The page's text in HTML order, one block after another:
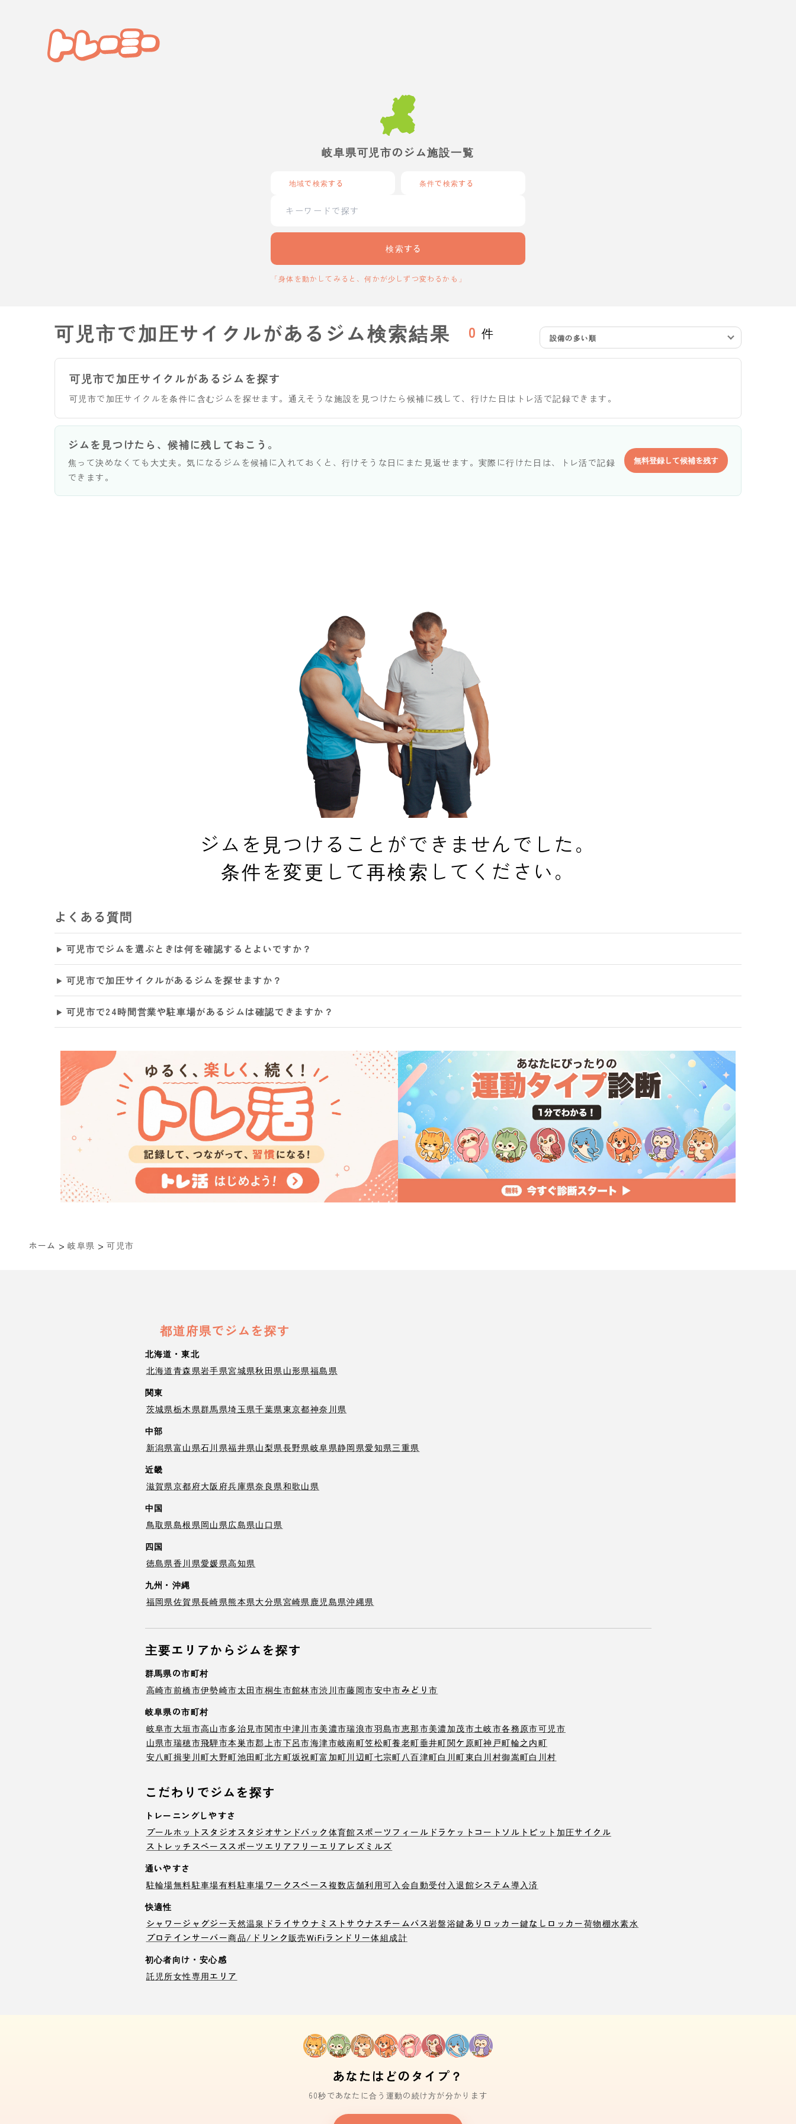
岐阜県可児市のジム施設一覧
地域で検索する 条件で検索する
検索する
「身体を動かしてみると、何かが少しずつ変わるかも」
可児市で加圧サイクルがあるジム検索結果 0 件 設備の多い順
可児市で加圧サイクルがあるジムを探す
可児市で加圧サイクルを条件に含むジムを探せます。通えそうな施設を見つけたら候補に残して、行けた日はトレ活で記録できます。
ジムを見つけたら、候補に残しておこう。
焦って決めなくても大丈夫。気になるジムを候補に入れておくと、行けそうな日にまた見返せます。実際に行けた日は、トレ活で記録
できます。
無料登録して候補を残す
ジムを見つけることができませんでした。
条件を変更して再検索してください。
よくある質問
可児市でジムを選ぶときは何を確認するとよいですか？
可児市で加圧サイクルがあるジムを探せますか？
可児市で24時間営業や駐車場があるジムは確認できますか？
ホーム > 岐阜県 > 可児市
都道府県でジムを探す
北海道・東北
北海道青森県岩手県宮城県秋田県山形県福島県
関東
茨城県栃木県群馬県埼玉県千葉県東京都神奈川県
中部
新潟県富山県石川県福井県山梨県長野県岐阜県静岡県愛知県三重県
近畿
滋賀県京都府大阪府兵庫県奈良県和歌山県
中国
鳥取県島根県岡山県広島県山口県
四国
徳島県香川県愛媛県高知県
九州・沖縄
福岡県佐賀県長崎県熊本県大分県宮崎県鹿児島県沖縄県
主要エリアからジムを探す
群馬県の市町村
高崎市前橋市伊勢崎市太田市桐生市館林市渋川市藤岡市安中市みどり市
岐阜県の市町村
岐阜市大垣市高山市多治見市関市中津川市美濃市瑞浪市羽島市恵那市美濃加茂市土岐市各務原市可児市
山県市瑞穂市飛騨市本巣市郡上市下呂市海津市岐南町笠松町養老町垂井町関ケ原町神戸町輪之内町
安八町揖斐川町大野町池田町北方町坂祝町富加町川辺町七宗町 八百津町白川町東白川村御嵩町白川村
こだわりでジムを探す
トレーニングしやすさ
プールホットスタジオ スタジオサンドバック 体育館スポーツフィールド ラケットコート ソルトピット 加圧サイクル
ストレッチスペーススポーツエリア フリーエリア レズミルズ
通いやすさ
駐輪場無料駐車場有料駐車場 ワークスペース複数店舗利用可入会自動受付 入退館システム導入済
快適性
シャワージャグジー天然温泉 ドライサウナ ミストサウナ スチームバス岩盤浴鍵ありロッカー鍵なしロッカー荷物棚水素水
プロテインサーバー商品/ドリンク販売WiFi ランドリー体組成計
初心者向け・安心感
託児所女性専用エリア
あなたはどのタイプ？
60秒であなたに合う運動の続け方が分かります